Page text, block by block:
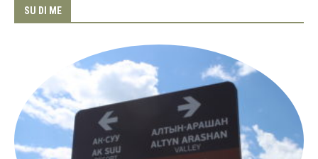
SU DI ME